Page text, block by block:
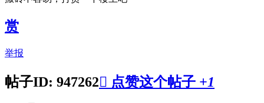
赏
举报
帖子ID: 947262 点赞这个帖子 +1